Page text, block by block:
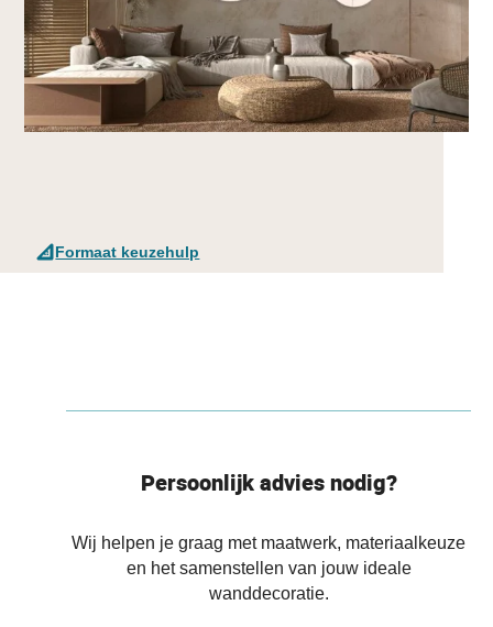
Formaat keuzehulp
Persoonlijk advies nodig?
Wij helpen je graag met maatwerk, materiaalkeuze
en het samenstellen van jouw ideale
wanddecoratie.